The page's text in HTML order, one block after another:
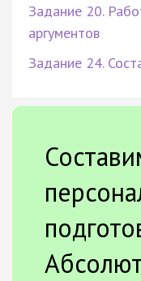
Задание 20.
аргументов
Задание 24.